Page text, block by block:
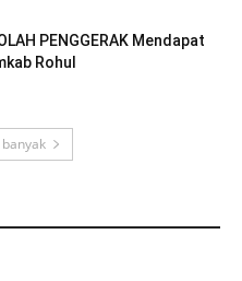
PENGGERAK Mendapat
Rohul